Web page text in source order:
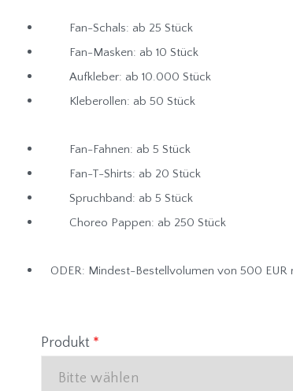
Fan-Schals: ab 25 Stück
Fan-Masken: ab 10 Stück
Aufkleber: ab 10.000 Stück
Kleberollen: ab 50 Stück
Fan-Fahnen: ab 5 Stück
Fan-T-Shirts: ab 20 Stück
Spruchband: ab 5 Stück
Choreo Pappen: ab 250 Stück
ODER: Mindest-Bestellvolumen von 500 EUR
Produkt *